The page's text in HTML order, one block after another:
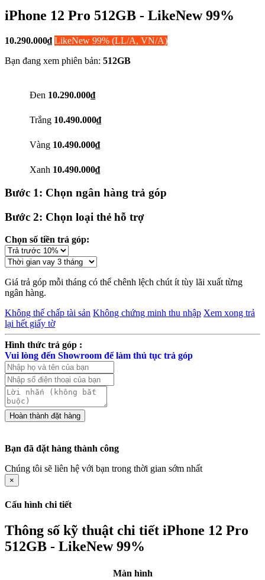
iPhone 12 Pro 512GB - LikeNew 99%
10.290.000₫ LikeNew 99% (LL/A, VN/A)
Bạn đang xem phiên bản: 512GB
Đen 10.290.000₫
Trắng 10.490.000₫
Vàng 10.490.000₫
Xanh 10.490.000₫
Bước 1: Chọn ngân hàng trả góp
Bước 2: Chọn loại thẻ hỗ trợ
Chọn số tiền trả góp:
Giá trả góp mỗi tháng có thể chênh lệch chút ít tùy lãi xuất từng
ngân hàng.
Không thế chấp tài sản Không chứng minh thu nhập Xem xong trả
lại hết giấy tờ
Hình thức trả góp :
Vui lòng đến Showroom để làm thủ tục trả góp
Bạn đã đặt hàng thành công
Chúng tôi sẽ liên hệ với bạn trong thời gian sớm nhất
×
Cấu hình chi tiết
Thông số kỹ thuật chi tiết iPhone 12 Pro
512GB - LikeNew 99%
Màn hình